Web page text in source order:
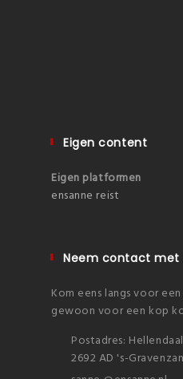
Eigen content
Eigen platformen
ensanne reist
Neem contact met
Kom eens langs voor
gewoon voor een kop
Postadres:
2692 AD 's-